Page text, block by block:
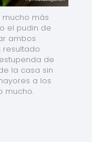
mucho más
el pudin de
ambos
resultado
de
la casa sin
a los
mucho.